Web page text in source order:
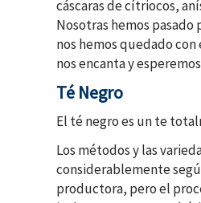
cáscaras de cítriocos,
Nosotras hemos pasado
nos hemos quedado
nos encanta y
Té Negro
El té negro es un te
Los métodos y las
considerablemente
productora, pero el